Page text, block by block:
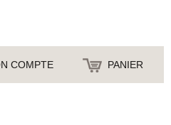
COMPTE PANIER